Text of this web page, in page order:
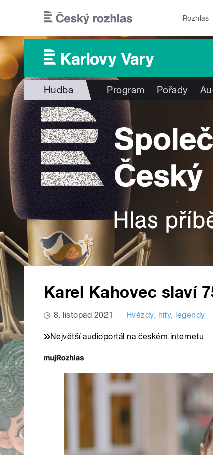
iRozhlas
Hudba Program Pořady
Karel Kahovec slaví
8. listopad 2021 Hvězdy, hity, legendy
Největší audioportál na českém internetu